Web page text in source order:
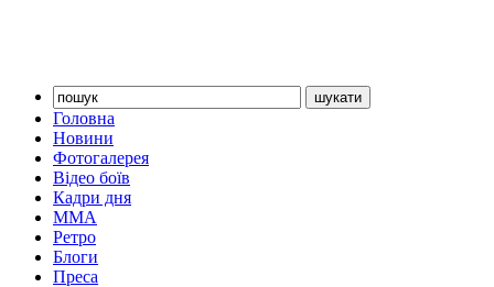
Головна
Новини
Фотогалерея
Відео боїв
Кадри дня
ММА
Ретро
Блоги
Преса